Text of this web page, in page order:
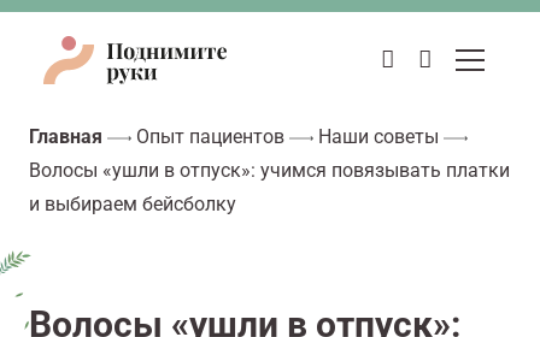
Главная Опыт пациентов
Наши советы
Волосы «ушли в отпуск»: учимся повязывать платки
и выбираем бейсболку
Волосы «ушли в отпуск»: